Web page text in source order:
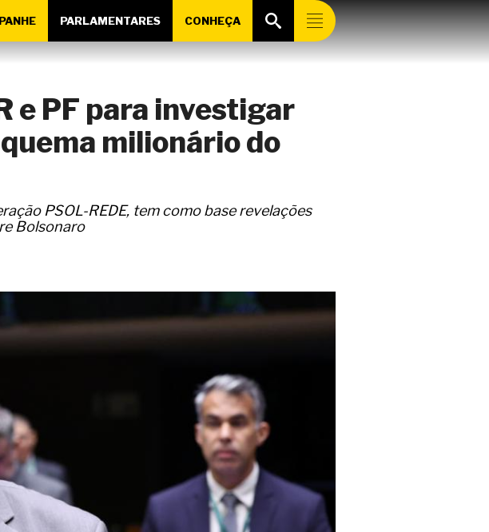
PARLAMENTARES CONHEÇA
e PF para investigar
milionário do
PSOL-REDE, tem como base revelações
Bolsonaro